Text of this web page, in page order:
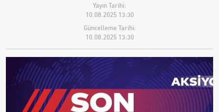
Yayın Tarihi:
10.08.2025 13:30
Güncelleme Tarihi:
10.08.2025 13:30